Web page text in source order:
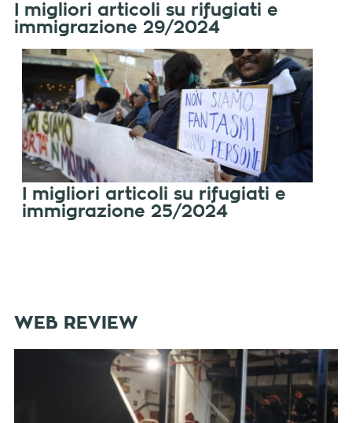
I migliori articoli su rifugiati e
immigrazione 29/2024
I migliori articoli su rifugiati e
immigrazione 25/2024
WEB REVIEW